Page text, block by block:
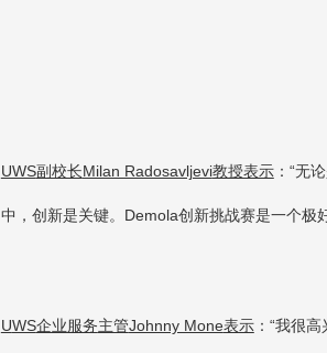
UWS副校长Milan Radosavljevi教授表示：“无
中，创新是关键。 Demola创新挑战赛是一个极
UWS企业服务主管Johnny Mone表示：“我很高